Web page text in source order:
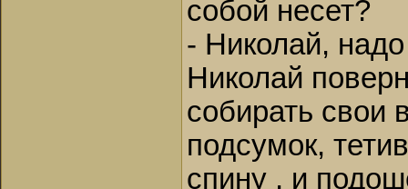
собой несет?
- Николай,
Николай
собирать
подсумок,
спину , и